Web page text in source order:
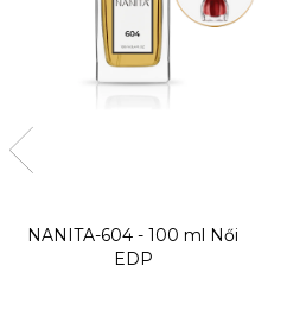
NANITA-604 - 100 ml
Női
EDP